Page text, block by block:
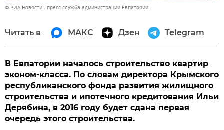
© РИА Новости . пресс-служба администрации Евпатории
Читать в МАКС Дзен Telegram
В Евпатории началось строительство квартир
эконом-класса. По словам директора Крымского
республиканского фонда развития жилищного
строительства и ипотечного кредитования Ильи
Дерябина, в 2016 году будет сдана первая
очередь этого строительства.